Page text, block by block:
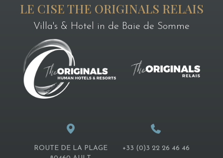
LE CISE THE ORIGINALS RELAIS
Villa's & Hotel in de Baie de Somme
ROUTE DE LA PLAGE
+33 (0)3 22 26 46 46